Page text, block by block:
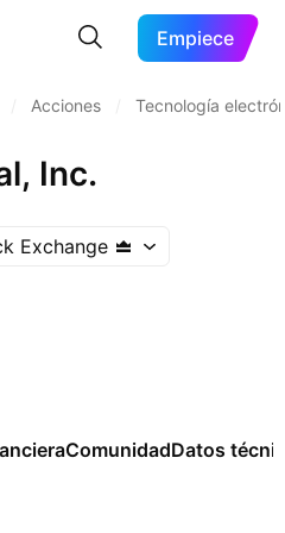
Empiece
Acciones Tecnología
Inc.
Exchange
ComunidadDatos